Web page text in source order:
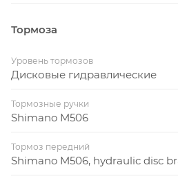
Тормоза
Уровень тормозов
Дисковые гидравлические
Тормозные ручки
Shimano M506
Тормоз передний
Shimano M506, hydraulic disc